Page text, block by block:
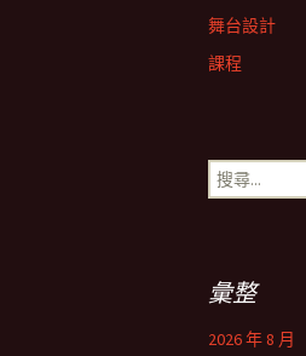
舞台設計
課程
搜
尋
彙整
2026 年 8 月